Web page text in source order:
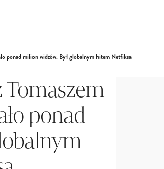
ponad milion widzów. Był globalnym hitem Netfiksa
ponad